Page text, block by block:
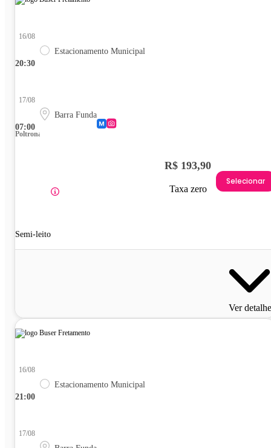
20:30
16/08
Estacionamento Municipal
07:00
17/08
Barra Funda
Poltrona
Semi-leito
R$ 193,90
Taxa zero
Selecionar
Ver
21:00
16/08
Estacionamento Municipal
17/08